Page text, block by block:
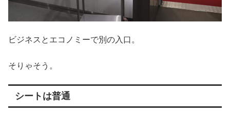
ビジネスとエコノミーで別の入口。
そりゃそう。
シートは普通